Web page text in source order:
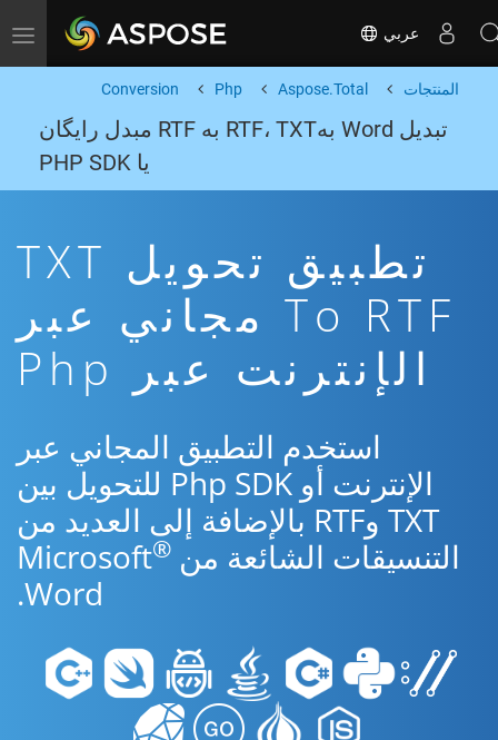
Toggle navigation عربي
المنتجات Aspose.Total
Php
Conversion
تبدیل Word بهRTF، TXT به RTF مبدل رایگان
یا PHP SDK
تطبيق تحويل TXT
To RTF مجاني عبر
الإنترنت عبر Php
استخدم التطبيق المجاني عبر
الإنترنت أو Php SDK للتحويل بين
TXT وRTF بالإضافة إلى العديد من
التنسيقات الشائعة من Microsoft ®
Word.